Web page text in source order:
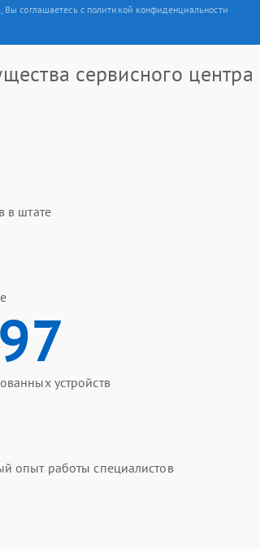
Вы соглашаетесь с политикой конфиденциальности
сервисного центра
в штате
устройств
опыт работы специалистов